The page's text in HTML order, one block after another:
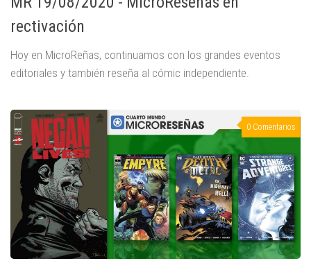
rectivación
Hoy en MicroReñas, continuamos con los grandes eventos
editoriales y también reseña al cómic independiente.
0 Comentarios